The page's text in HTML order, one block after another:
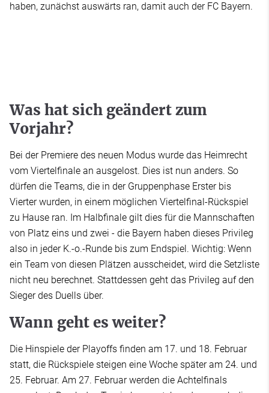
haben, zunächst auswärts ran, damit auch der FC Bayern.
Was hat sich geändert zum
Vorjahr?
Bei der Premiere des neuen Modus wurde das Heimrecht
vom Viertelfinale an ausgelost. Dies ist nun anders. So
dürfen die Teams, die in der Gruppenphase Erster bis
Vierter wurden, in einem möglichen Viertelfinal-Rückspiel
zu Hause ran. Im Halbfinale gilt dies für die Mannschaften
von Platz eins und zwei - die Bayern haben dieses Privileg
also in jeder K.-o.-Runde bis zum Endspiel. Wichtig: Wenn
ein Team von diesen Plätzen ausscheidet, wird die Setzliste
nicht neu berechnet. Stattdessen geht das Privileg auf den
Sieger des Duells über.
Wann geht es weiter?
Die Hinspiele der Playoffs finden am 17. und 18. Februar
statt, die Rückspiele steigen eine Woche später am 24. und
25. Februar. Am 27. Februar werden die Achtelfinals